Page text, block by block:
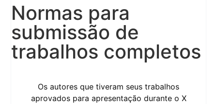
Normas para
submissão de
trabalhos completos
Os autores que tiveram seus trabalhos
aprovados para apresentação durante o X